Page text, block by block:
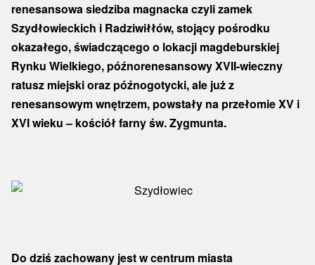
renesansowa siedziba magnacka czyli zamek
Szydłowieckich i Radziwiłłów, stojący pośrodku
okazałego, świadczącego o lokacji magdeburskiej
Rynku Wielkiego, późnorenesansowy XVII-wieczny
ratusz miejski oraz późnogotycki, ale już z
renesansowym wnętrzem, powstały na przełomie XV i
XVI wieku – kościół farny św. Zygmunta.
Do dziś zachowany jest w centrum miasta